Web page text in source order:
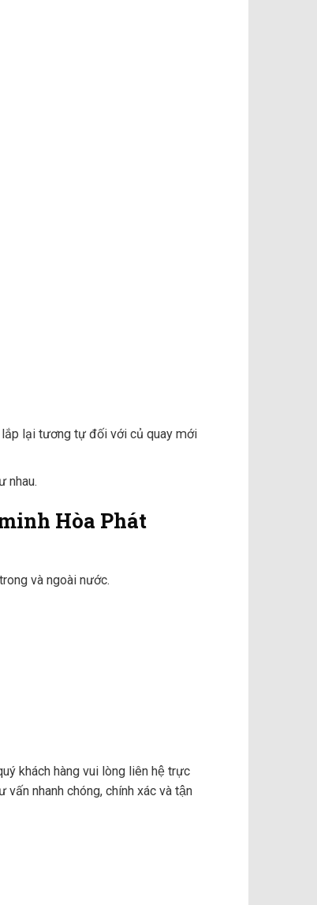
lắp lại tương tự đối với củ quay mới
nhau.
Hòa Phát
và ngoài nước.
khách hàng vui lòng liên hệ trực
vấn nhanh chóng, chính xác và tận